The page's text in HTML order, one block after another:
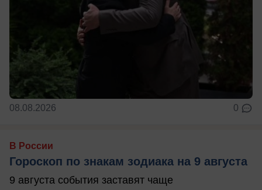
08.08.2026 0
В России
Гороскоп по знакам зодиака на 9 августа
9 августа события заставят чаще